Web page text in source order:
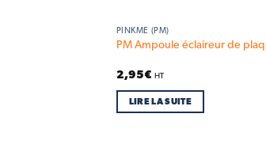
PINKME (PM)
PM Ampoule éclaireur de
2,95€ HT
LIRE LA SUITE